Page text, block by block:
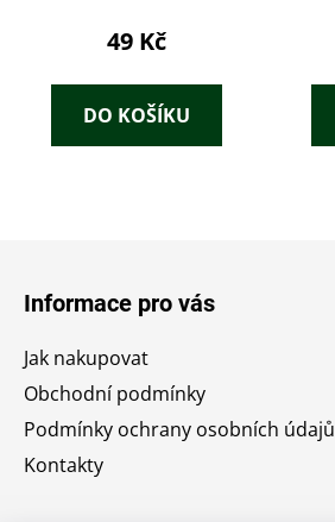
49 Kč
DO KOŠÍKU
Informace pro vás
Jak nakupovat
Obchodní podmínky
Podmínky ochrany osobních údajů
Kontakty